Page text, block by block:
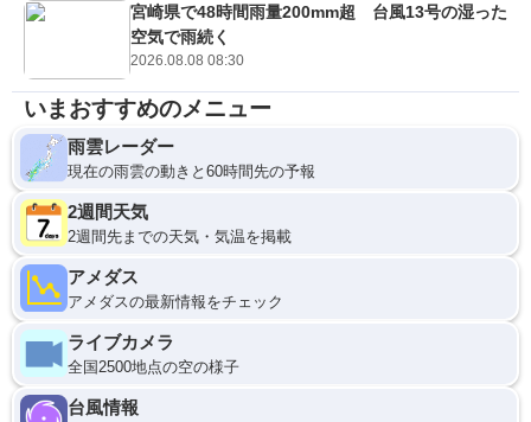
宮崎県で48時間雨量200mm超 台風13号の湿った
空気で雨続く
2026.08.08 08:30
いまおすすめのメニュー
雨雲レーダー
現在の雨雲の動きと60時間先の予報
2週間天気
2週間先までの天気・気温を掲載
アメダス
アメダスの最新情報をチェック
ライブカメラ
全国2500地点の空の様子
台風情報